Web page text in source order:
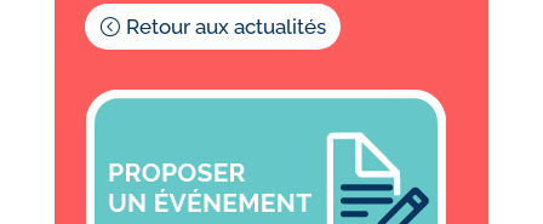
Retour aux actualités